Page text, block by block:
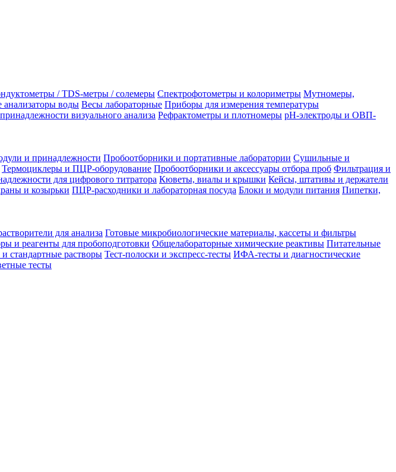
/ TDS-метры / солемеры Спектрофотометры и колориметры Мутномеры,
воды Весы лабораторные Приборы для измерения температуры
визуального анализа Рефрактометры и плотномеры pH-электроды и ОВП-
и принадлежности Пробоотборники и портативные лаборатории Сушильные и
Термоциклеры и ПЦР-оборудование Пробоотборники и аксессуары отбора проб Фильтрация и
для цифрового титратора Кюветы, виалы и крышки Кейсы, штативы и держатели
и козырьки ПЦР-расходники и лабораторная посуда Блоки и модули питания Пипетки,
для анализа Готовые микробиологические материалы, кассеты и фильтры
и реагенты для пробоподготовки Общелабораторные химические реактивы Питательные
стандартные растворы Тест-полоски и экспресс-тесты ИФА-тесты и диагностические
тесты